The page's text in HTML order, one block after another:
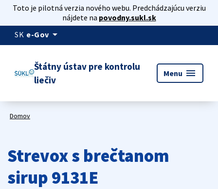
Toto je pilotná verzia nového webu. Predchádzajúcu verziu
nájdete na povodny.sukl.sk
SK e-Gov arrow_drop_down
Štátny ústav pre kontrolu
liečiv
Menu menu
Domov
Strevox s brečtanom
sirup 9131E